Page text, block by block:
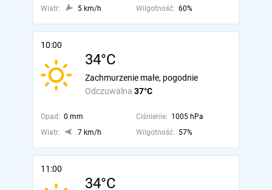
Wiatr:
5 km/h Wilgotność: 60%
10:00
34°C
Odczuwalna 37°C
Zachmurzenie małe, pogodnie
Opad: 0 mm Ciśnienie: 1005 hPa
Wiatr:
7 km/h Wilgotność: 57%
11:00
34°C